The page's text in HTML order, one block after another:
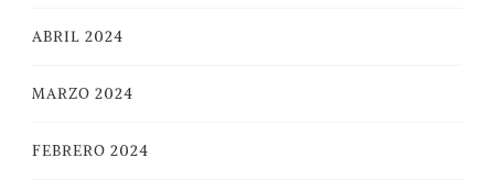
ABRIL 2024
MARZO 2024
FEBRERO 2024